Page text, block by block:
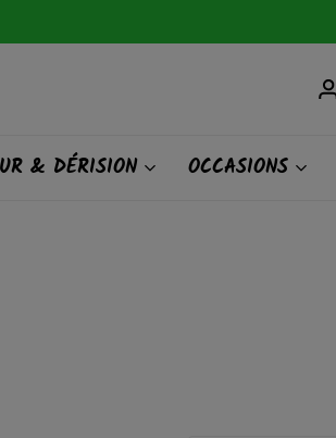
& DÉRISION OCCASIONS